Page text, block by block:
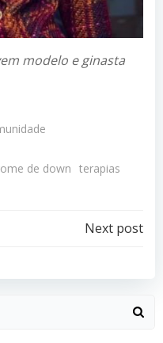
modelo e ginasta
de down terapias
Next post